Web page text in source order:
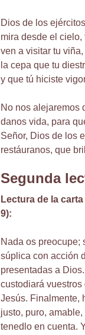
Dios de los
mira desde el cielo,
ven a visitar tu viña,
la cepa que tu
y que tú hiciste
No nos alejaremos
danos vida, para
Señor, Dios de los
restáuranos, que
Segunda
Lectura de la
9):
Nada os preocupe;
súplica con acción
presentadas a
custodiará
Jesús. Finalmente,
justo, puro,
tenedlo en cuenta.